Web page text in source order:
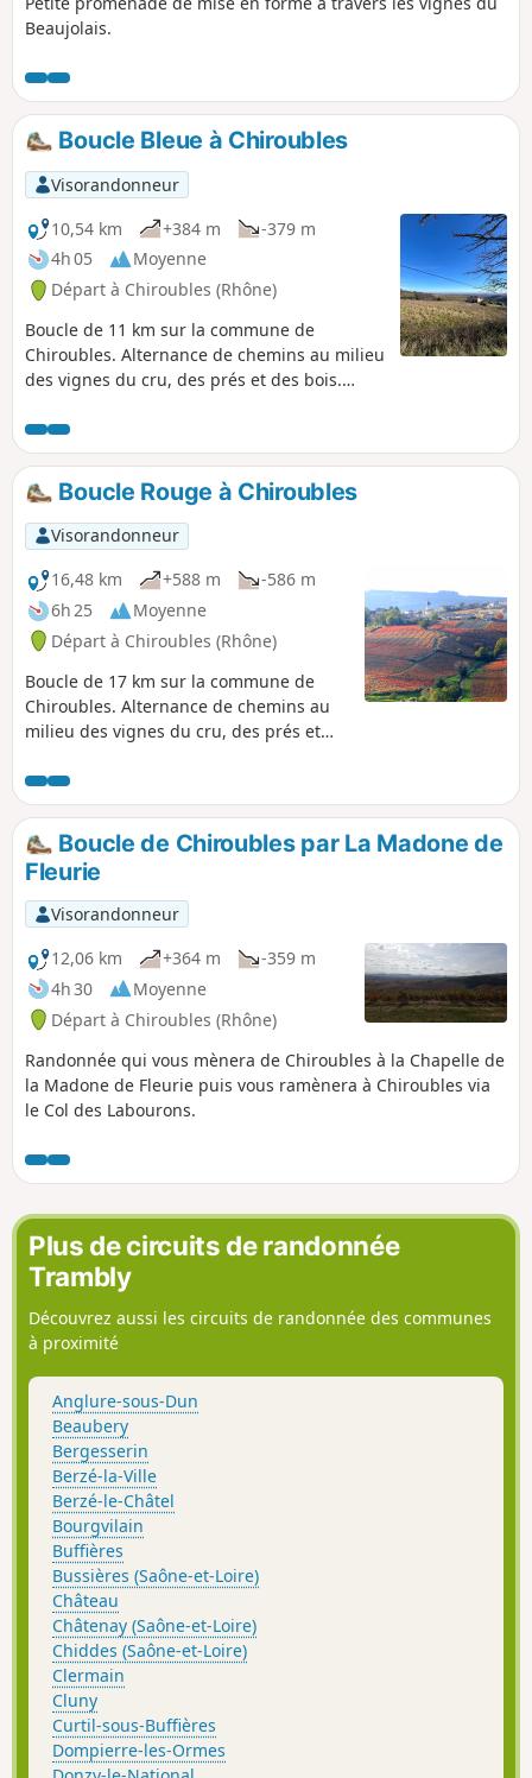
Beaujolais.
Boucle Bleue à Chiroubles
Visorandonneur
10,54 km
+384 m
-379 m
4h 05
Moyenne
Départ à Chiroubles (Rhône)
Boucle de 11 km sur la commune de
Chiroubles. Alternance de chemins au milieu
des vignes du cru, des prés et des bois.
Boucle Rouge à Chiroubles
Visorandonneur
16,48 km
+588 m
-586 m
6h 25
Moyenne
Départ à Chiroubles (Rhône)
Boucle de 17 km sur la commune de
Chiroubles. Alternance de chemins au
milieu des vignes du cru, des prés et
la plaine de la Saône et jusqu'au Mont
Blanc.
Boucle de Chiroubles par La Madone de
Fleurie
Visorandonneur
12,06 km
+364 m
-359 m
4h 30
Moyenne
Départ à Chiroubles (Rhône)
Randonnée qui vous mènera de Chiroubles à la Chapelle de
la Madone de Fleurie puis vous ramènera à Chiroubles via
le Col des Labourons.
Plus de circuits de randonnée
Trambly
Découvrez aussi les circuits de randonnée des communes
à proximité
Anglure-sous-Dun
Beaubery
Bergesserin
Berzé-la-Ville
Berzé-le-Châtel
Bourgvilain
Buffières
Bussières (Saône-et-Loire)
Château
Châtenay (Saône-et-Loire)
Chiddes (Saône-et-Loire)
Clermain
Cluny
Curtil-sous-Buffières
Dompierre-les-Ormes